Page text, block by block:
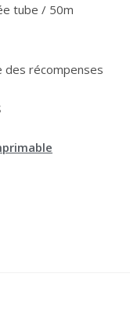
tube / 50m
des récompenses